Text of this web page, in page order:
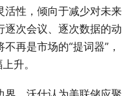
活性，倾向于减少对未来
逐次会议、逐次数据的动
再是市场的“提词器”，
升。